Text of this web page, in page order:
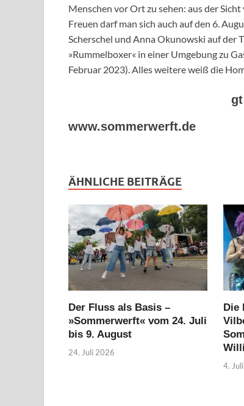
Menschen vor Ort zu sehen: aus der
Freuen darf man sich auch auf den 6.
Scherschel und Anna Okunowski auf der
»Rummelboxer« in einer Umgebung zu
Februar 2023). Alles weitere weiß die
www.sommerwerft.de
ÄHNLICHE BEITRÄGE
Der Fluss als Basis –
»Sommerwerft« vom 24. Juli
bis 9. August
24. Juli 2026
Die
4.